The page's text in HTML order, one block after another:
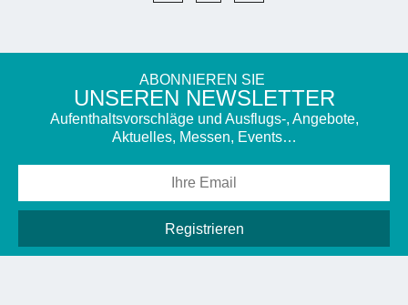
ABONNIEREN SIE
UNSEREN NEWSLETTER
Aufenthaltsvorschläge und Ausflugs-, Angebote,
Aktuelles, Messen, Events…